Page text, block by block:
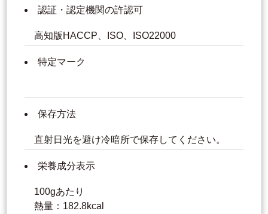
認証・認定機関の許認可
高知版HACCP、ISO、ISO22000
特定マーク
保存方法
直射日光を避け冷暗所で保存してください。
栄養成分表示
100gあたり
熱量：182.8kcal